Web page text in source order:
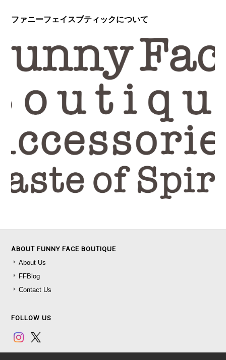
ファニーフェイスブティックについて
ABOUT FUNNY FACE BOUTIQUE
About Us
FFBlog
Contact Us
FOLLOW US